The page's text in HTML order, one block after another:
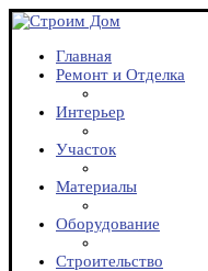
Главная
Ремонт и Отделка
Интерьер
Участок
Материалы
Оборудование
Строительство